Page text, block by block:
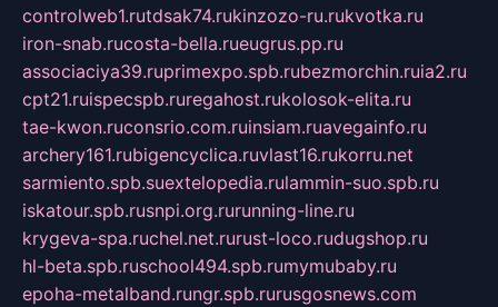
controlweb1.rutdsak74.rukinzozo-ru.rukvotka.ru
iron-snab.rucosta-bella.rueugrus.pp.ru
associaciya39.ruprimexpo.spb.rubezmorchin.ruia2.ru
cpt21.ruispecspb.ruregahost.rukolosok-elita.ru
tae-kwon.ruconsrio.com.ruinsiam.ruavegainfo.ru
archery161.rubigencyclica.ruvlast16.rukorru.net
sarmiento.spb.suextelopedia.rulammin-suo.spb.ru
iskatour.spb.rusnpi.org.rurunning-line.ru
krygeva-spa.ruchel.net.rurust-loco.rudugshop.ru
hl-beta.spb.ruschool494.spb.rumymubaby.ru
epoha-metalband.rungr.spb.rurusgosnews.com